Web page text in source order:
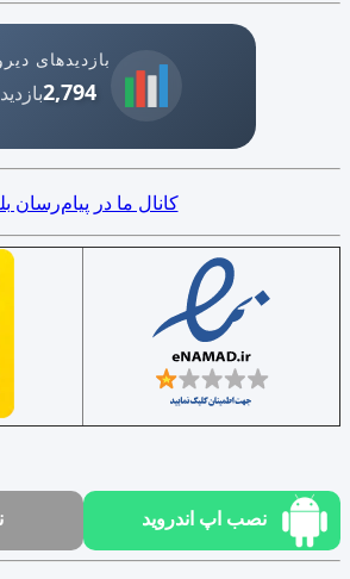
بازدیدهای
2,794بازدید
کانال ما در پیام‌رسان
نصب اپ اندروید